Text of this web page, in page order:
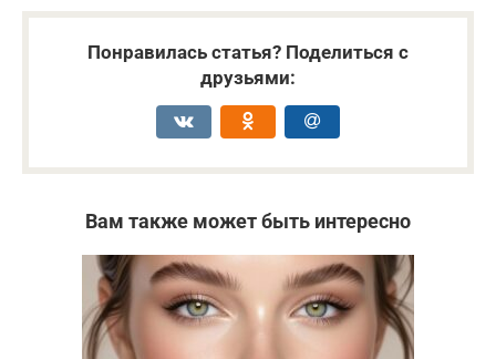
Понравилась статья? Поделиться с
друзьями:
Вам также может быть интересно